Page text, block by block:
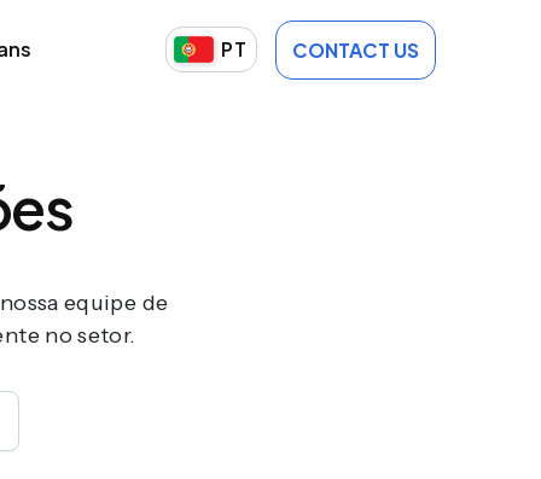
PT CONTACT US
equipe de
no setor.